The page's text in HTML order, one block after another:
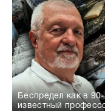
Беспредел как в
известный